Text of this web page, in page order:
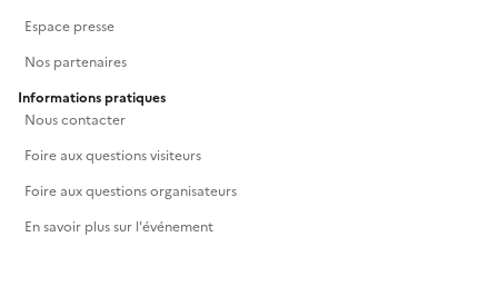
Espace presse
Nos partenaires
Informations pratiques
Nous contacter
Foire aux questions visiteurs
Foire aux questions organisateurs
En savoir plus sur l'événement